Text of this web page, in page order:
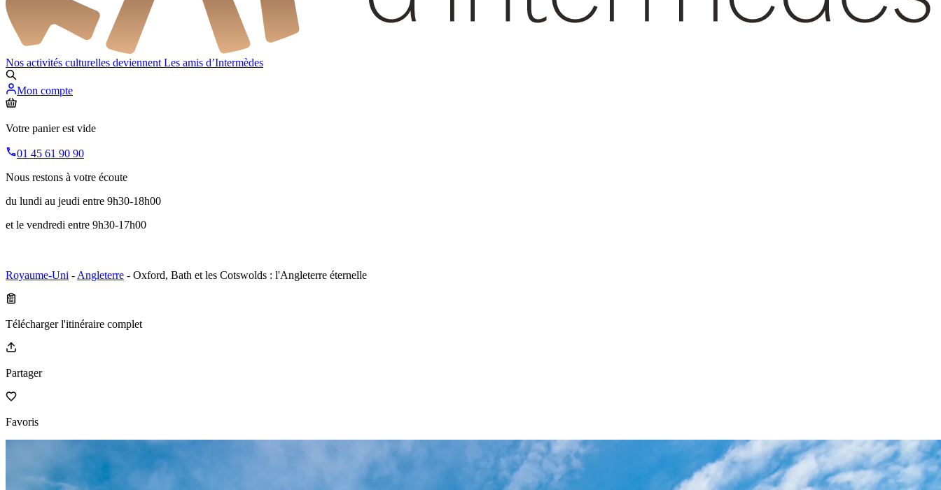
Nos activités culturelles deviennent Les amis d’Intermèdes
Mon compte
Votre panier est vide
01 45 61 90 90
Nous restons à votre écoute
du lundi au jeudi entre 9h30-18h00
et le vendredi entre 9h30-17h00
Royaume-Uni - Angleterre - Oxford, Bath et les Cotswolds : l'Angleterre éternelle
Télécharger l'itinéraire complet
Partager
Favoris